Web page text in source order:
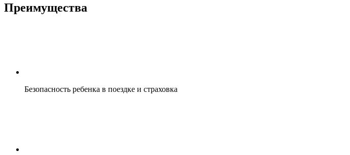
Преимущества
Безопасность ребенка в поездке и страховка